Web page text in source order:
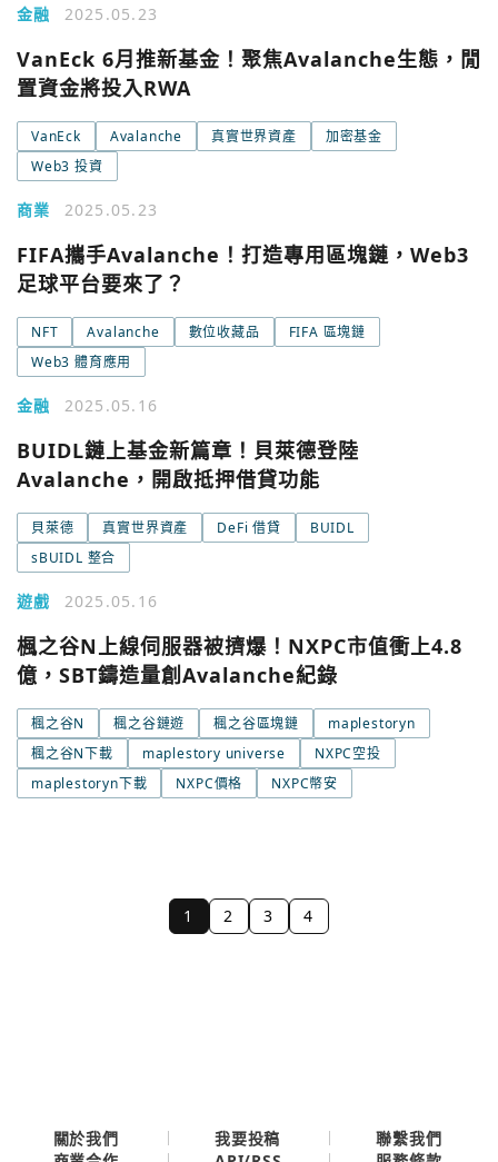
金融 2025.05.23
VanEck 6月推新基金！聚焦Avalanche生態，閒
置資金將投入RWA
VanEck Avalanche 真實世界資產
加密基金
Web3 投資
商業 2025.05.23
FIFA攜手Avalanche！打造專用區塊鏈，Web3
足球平台要來了？
NFT Avalanche 數位收藏品
FIFA 區塊鏈
Web3 體育應用
金融 2025.05.16
BUIDL鏈上基金新篇章！貝萊德登陸
Avalanche，開啟抵押借貸功能
貝萊德 真實世界資產 DeFi 借貸
BUIDL
sBUIDL 整合
遊戲 2025.05.16
楓之谷N上線伺服器被擠爆！NXPC市值衝上4.8
億，SBT鑄造量創Avalanche紀錄
楓之谷N 楓之谷鏈遊 楓之谷區塊鏈
maplestoryn
楓之谷N下載
maplestory universe
NXPC空投
maplestoryn下載
NXPC價格 NXPC幣安
1 2 3 4
關於我們 我要投稿
聯繫我們